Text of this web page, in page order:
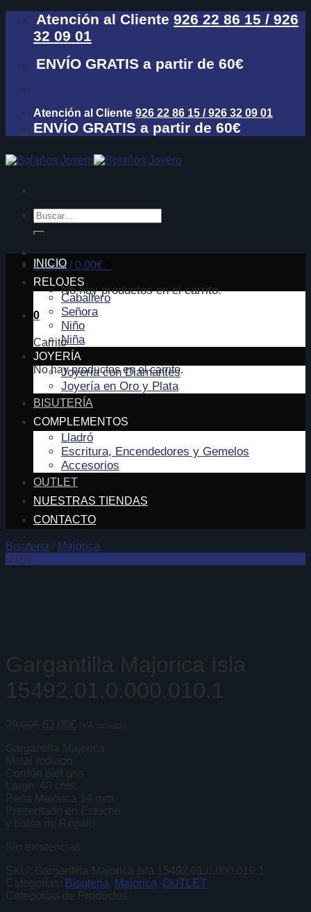
content
Atención al Cliente 926 22 86 15 / 926
32 09 01
ENVÍO GRATIS a partir de 60€
Atención al Cliente 926 22 86 15 / 926 32 09 01
ENVÍO GRATIS a partir de 60€
Buscar
por:
Carrito /0,00€
No hay productos en el carrito.
0
Carrito
No hay productos en el carrito.
INICIO
RELOJES
Caballero
Señora
Niño
Niña
JOYERÍA
Joyeria con Diamantes
Joyería en Oro y Plata
BISUTERÍA
COMPLEMENTOS
Lladró
Escritura, Encendedores y Gemelos
Accesorios
OUTLET
NUESTRAS TIENDAS
CONTACTO
Bisutería / Majorica
-20%
Gargantilla Majorica Isla
15492.01.0.000.010.1
79,00€ El
original
era:
79,00€.
63,00€ El
actual
63,00€.
IVA incluido
Gargantilla Majorica
Metal rodiado
Cordón piel gris
Largo: 40 cms.
Perla Majórica 14 mm
Presentado en Estuche
y bolsa de Regalo
Sin existencias
SKU: Gargantilla Majorica Isla 15492.01.0.000.010.1
Categorías: Bisutería, Majorica, OUTLET
Categorías de Productos